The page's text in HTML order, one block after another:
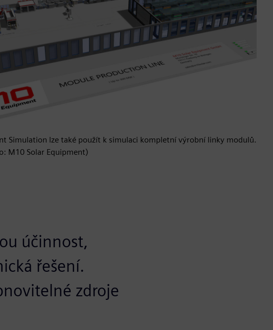
Simulation lze také použít k simulaci kompletní výrobní linky modulů.
M10 Solar Equipment)
účinnost,
řešení.
zdroje